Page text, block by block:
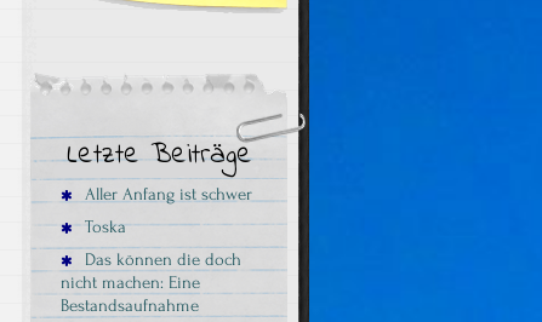
Letzte Beiträge
Aller Anfang ist schwer
Toska
Das können die doch
nicht machen: Eine
Bestandsaufnahme